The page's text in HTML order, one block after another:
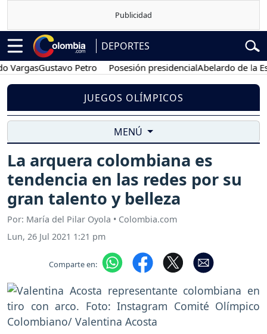
DEPORTES
Gustavo Petro Posesión presidencialAbelardo de la Espriella
JUEGOS OLÍMPICOS
MENÚ
La arquera colombiana es
tendencia en las redes por su
gran talento y belleza
Por: María del Pilar Oyola • Colombia.com
Lun, 26 Jul 2021 1:21 pm
Comparte en: